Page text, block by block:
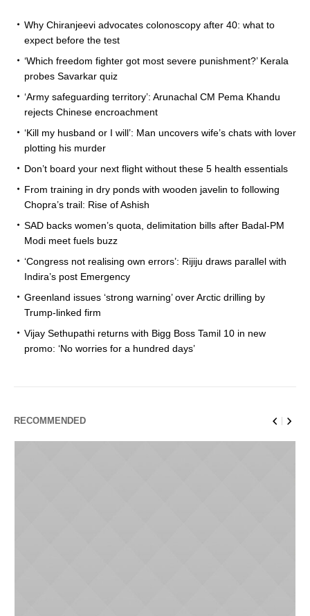
Why Chiranjeevi advocates colonoscopy after 40: what to
expect before the test
‘Which freedom fighter got most severe punishment?’ Kerala
probes Savarkar quiz
‘Army safeguarding territory’: Arunachal CM Pema Khandu
rejects Chinese encroachment
‘Kill my husband or I will’: Man uncovers wife’s chats with lover
plotting his murder
Don’t board your next flight without these 5 health essentials
From training in dry ponds with wooden javelin to following
Chopra’s trail: Rise of Ashish
SAD backs women’s quota, delimitation bills after Badal-PM
Modi meet fuels buzz
‘Congress not realising own errors’: Rijiju draws parallel with
Indira’s post Emergency
Greenland issues ‘strong warning’ over Arctic drilling by
Trump-linked firm
Vijay Sethupathi returns with Bigg Boss Tamil 10 in new
promo: ‘No worries for a hundred days’
RECOMMENDED